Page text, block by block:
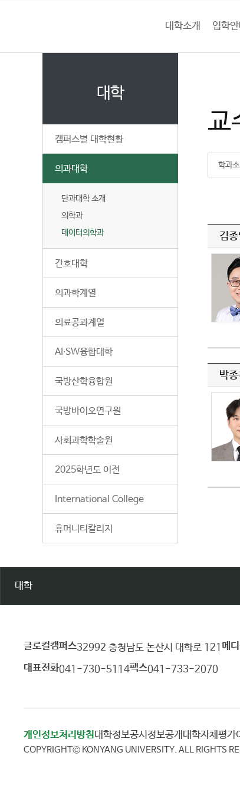
대학소개 입학안
대학
캠퍼스별 대학현황
의과대학
단과대학 소개
의학과
데이터의학과
간호대학
의과학계열
의료공과계열
AI∙SW융합대학
국방산학융합원
국방바이오연구원
사회과학학술원
2025학년도 이전
International College
휴머니티칼리지
로
교
학과소
김
박
대학
건
양
교
글로컬캠퍼스 32992 충청남도 논산시 대학로 121
대표전화 041-730-5114 팩스 041-733-2070
개인정보처리방침 대학정보공시 정보공개 대학자체평가
COPYRIGHT© KONYANG UNIVERSITY. ALL RIGHTS